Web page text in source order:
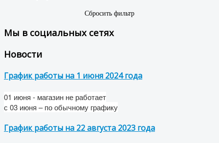
Сбросить фильтр
Мы в социальных сетях
Новости
График работы на 1 июня 2024 года
01 июня - магазин не работает
с 03 июня – по обычному графику
График работы на 22 августа 2023 года